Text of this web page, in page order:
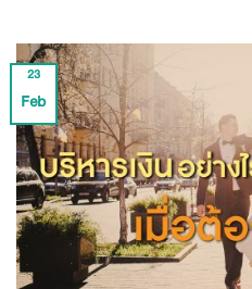
23
Feb